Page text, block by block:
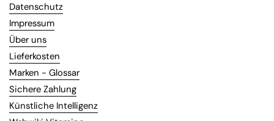
Datenschutz
Impressum
Über uns
Lieferkosten
Marken - Glossar
Sichere Zahlung
Künstliche Intelligenz